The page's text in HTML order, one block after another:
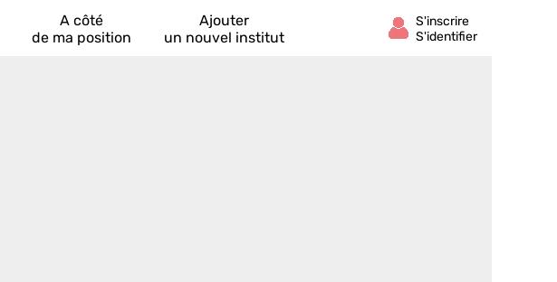
A côté
de ma position
Ajouter
un nouvel institut